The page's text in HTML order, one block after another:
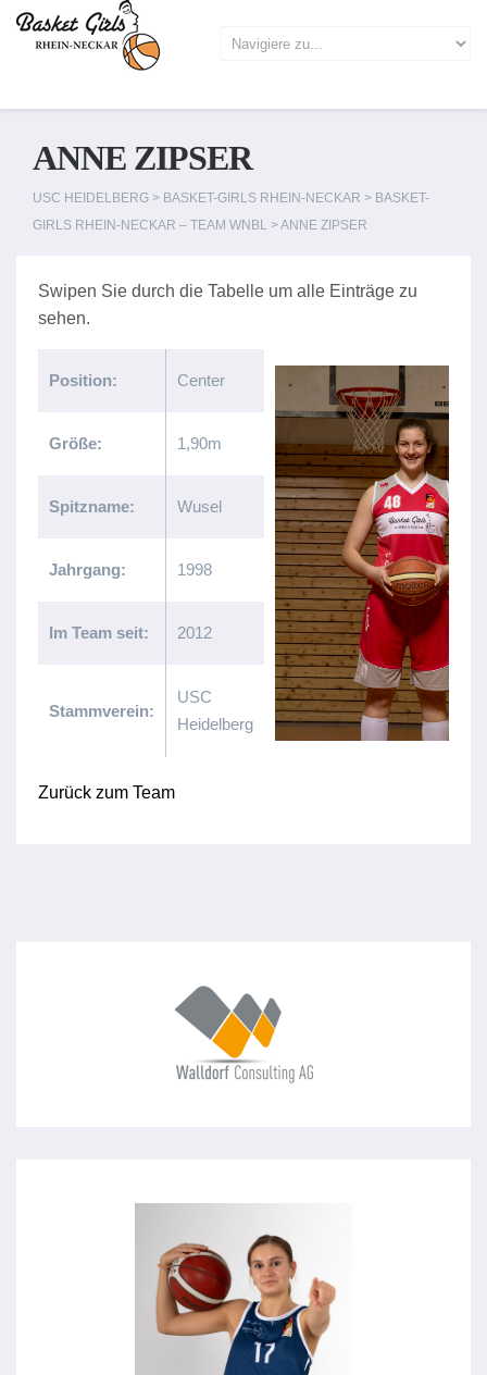
ANNE ZIPSER
USC HEIDELBERG > BASKET-GIRLS RHEIN-NECKAR > BASKET-
GIRLS RHEIN-NECKAR – TEAM WNBL >ANNE ZIPSER
Position: Center
Größe: 1,90m
Spitzname: Wusel
Jahrgang: 1998
Im Team seit: 2012
Stammverein:
USC
Heidelberg
Zurück zum Team